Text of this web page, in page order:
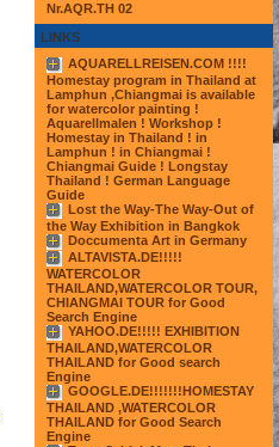
Nr.AQR.TH 02
LINKS
AQUARELLREISEN.COM !!!!
Homestay program in Thailand at
Lamphun ,Chiangmai is available
for watercolor painting !
Aquarellmalen ! Workshop !
Homestay in Thailand ! in
Lamphun ! in Chiangmai !
Chiangmai Guide ! Longstay
Thailand ! German Language
Guide
Lost the Way-The Way-Out of
the Way Exhibition in Bangkok
Doccumenta Art in Germany
ALTAVISTA.DE!!!!!
WATERCOLOR
THAILAND,WATERCOLOR TOUR,
CHIANGMAI TOUR for Good
Search Engine
YAHOO.DE!!!!! EXHIBITION
THAILAND,WATERCOLOR
THAILAND for Good search
Engine
GOOGLE.DE!!!!!!!HOMESTAY
THAILAND ,WATERCOLOR
THAILAND for Good Search
Engine